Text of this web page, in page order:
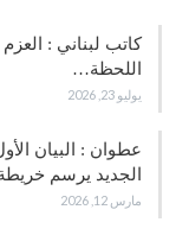
كاتب لبناني :
اللحظة…
يوليو 23, 2026
عطوان : البيان
الجديد يرسم
مارس 12, 2026